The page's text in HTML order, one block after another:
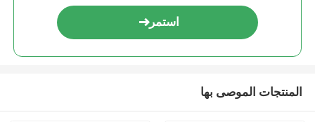
استمر
المنتجات الموصى بها